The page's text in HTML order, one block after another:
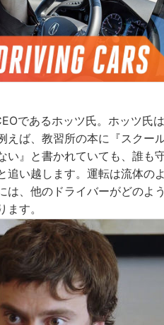
であるホッツ氏。ホッツ氏
えば、教習所の本に『スクー
い』と書かれていても、誰も
追い越します。運転は流体の
は、他のドライバーがどのよ
す。